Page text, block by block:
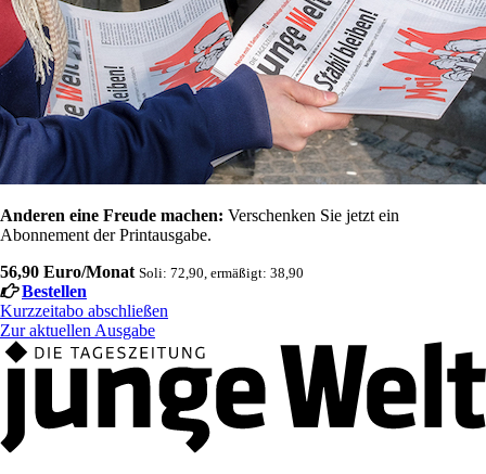
Anderen eine Freude machen: Verschenken Sie jetzt ein
Abonnement der Printausgabe.
56,90 Euro/Monat Soli: 72,90, ermäßigt: 38,90
Bestellen
Kurzzeitabo abschließen
Zur aktuellen Ausgabe